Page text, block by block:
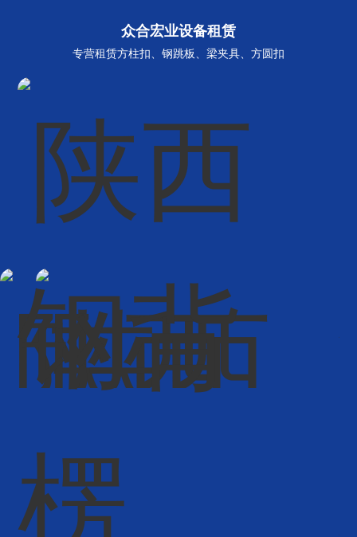
众合宏业设备租赁
专营租赁方柱扣、钢跳板、梁夹具、方圆扣